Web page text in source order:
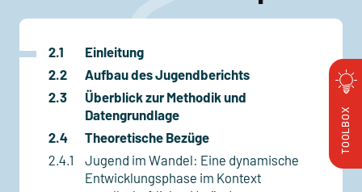
2.1
Einleitung
2.2
Aufbau des Jugendberichts
2.3
Überblick zur Methodik und
Datengrundlage
2.4
Theoretische Bezüge
2.4.1
Jugend im Wandel: Eine dynamische
Entwicklungsphase im Kontext
TOOL
BOX